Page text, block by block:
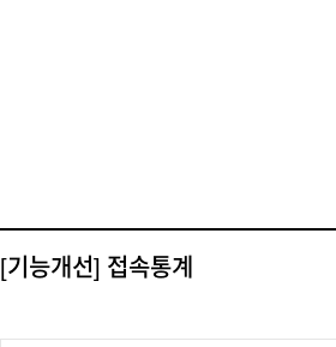
[기능개선] 접속통계